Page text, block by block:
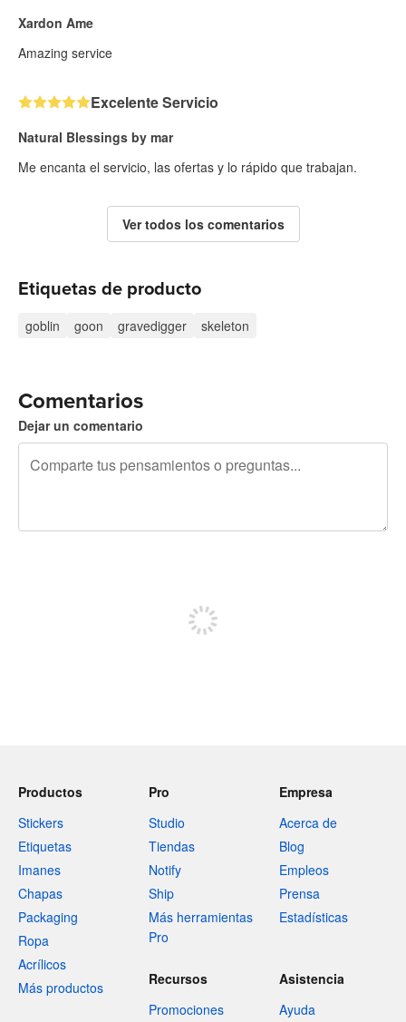
Xardon Ame
Amazing service
Excelente Servicio
Natural Blessings by mar
Me encanta el servicio, las ofertas y lo rápido que trabajan.
Ver todos los comentarios
Etiquetas de producto
goblin goon gravedigger skeleton
Comentarios
Dejar un comentario
Productos
Stickers
Etiquetas
Imanes
Chapas
Packaging
Ropa
Acrílicos
Más productos
Pro
Studio
Tiendas
Notify
Ship
Más herramientas
Pro
Empresa
Acerca de
Blog
Empleos
Prensa
Estadísticas
Recursos
Promociones
Asistencia
Ayuda